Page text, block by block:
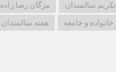
سالمندان
مژگان رضا زاده
و جامعه
هفته سالمندان